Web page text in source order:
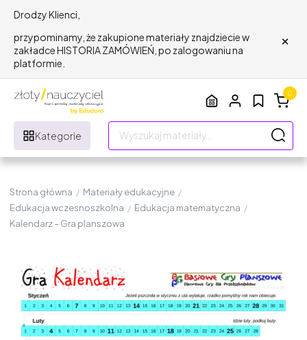
Drodzy Klienci,
przypominamy, że zakupione materiały znajdziecie w
zakładce HISTORIA ZAMÓWIEŃ, po zalogowaniu na
platformie.
×
Kategorie
0
Strona główna / Materiały edukacyjne /
Edukacja wczesnoszkolna / Edukacja matematyczna /
Kalendarz – Gra planszowa